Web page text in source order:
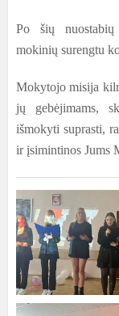
Po šių
mokinių surengtu
Mokytojo misija
jų gebėjimams,
išmokyti suprasti,
ir įsimintinos Jums